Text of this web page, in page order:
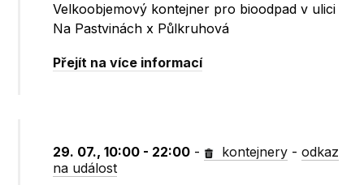
Velkoobjemový kontejner pro bioodpad v ulici
Na Pastvinách x Půlkruhová
Přejít na více informací
29. 07., 10:00 - 22:00 - kontejnery -odkaz
na událost